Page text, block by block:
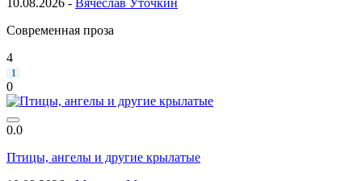
Современная проза
4
1
0
0.0
Птицы, ангелы и другие крылатые